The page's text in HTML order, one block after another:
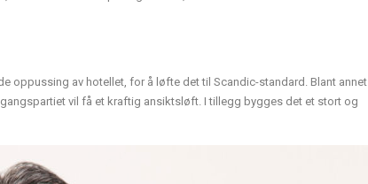
oppussing av hotellet, for å løfte det til Scandic-standard. Blant annet
vil få et kraftig ansiktsløft. I tillegg bygges det et stort og